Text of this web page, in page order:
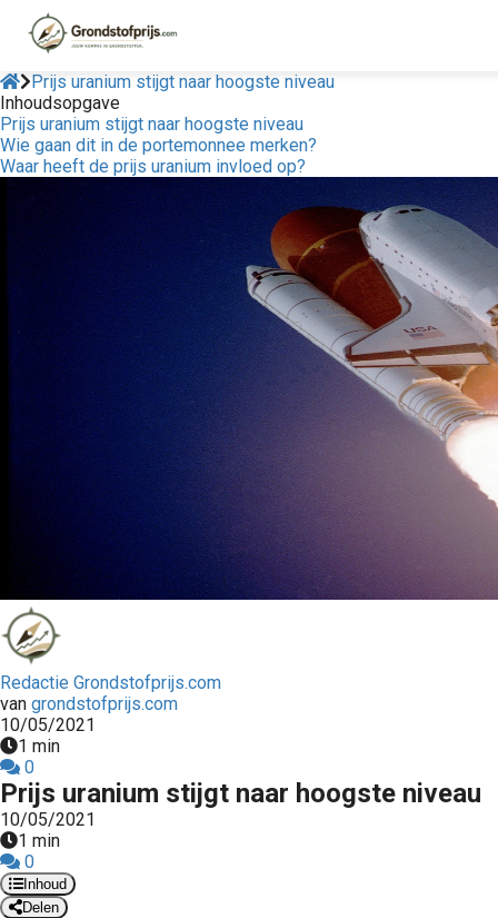
Prijs uranium stijgt naar hoogste niveau
Inhoudsopgave
Prijs uranium stijgt naar hoogste niveau
Wie gaan dit in de portemonnee merken?
Waar heeft de prijs uranium invloed op?
Redactie Grondstofprijs.com
van grondstofprijs.com
10/05/2021
1 min
0
Prijs uranium stijgt naar hoogste niveau
10/05/2021
1 min
0
Inhoud
Delen